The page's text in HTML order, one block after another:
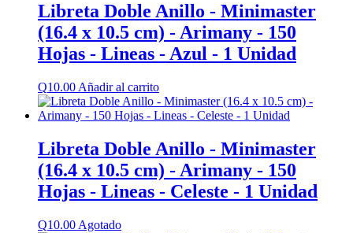
Libreta Doble Anillo - Minimaster
(16.4 x 10.5 cm) - Arimany - 150
Hojas - Lineas - Azul - 1 Unidad
Q10.00 Añadir al carrito
Libreta Doble Anillo - Minimaster
(16.4 x 10.5 cm) - Arimany - 150
Hojas - Lineas - Celeste - 1 Unidad
Q10.00 Agotado